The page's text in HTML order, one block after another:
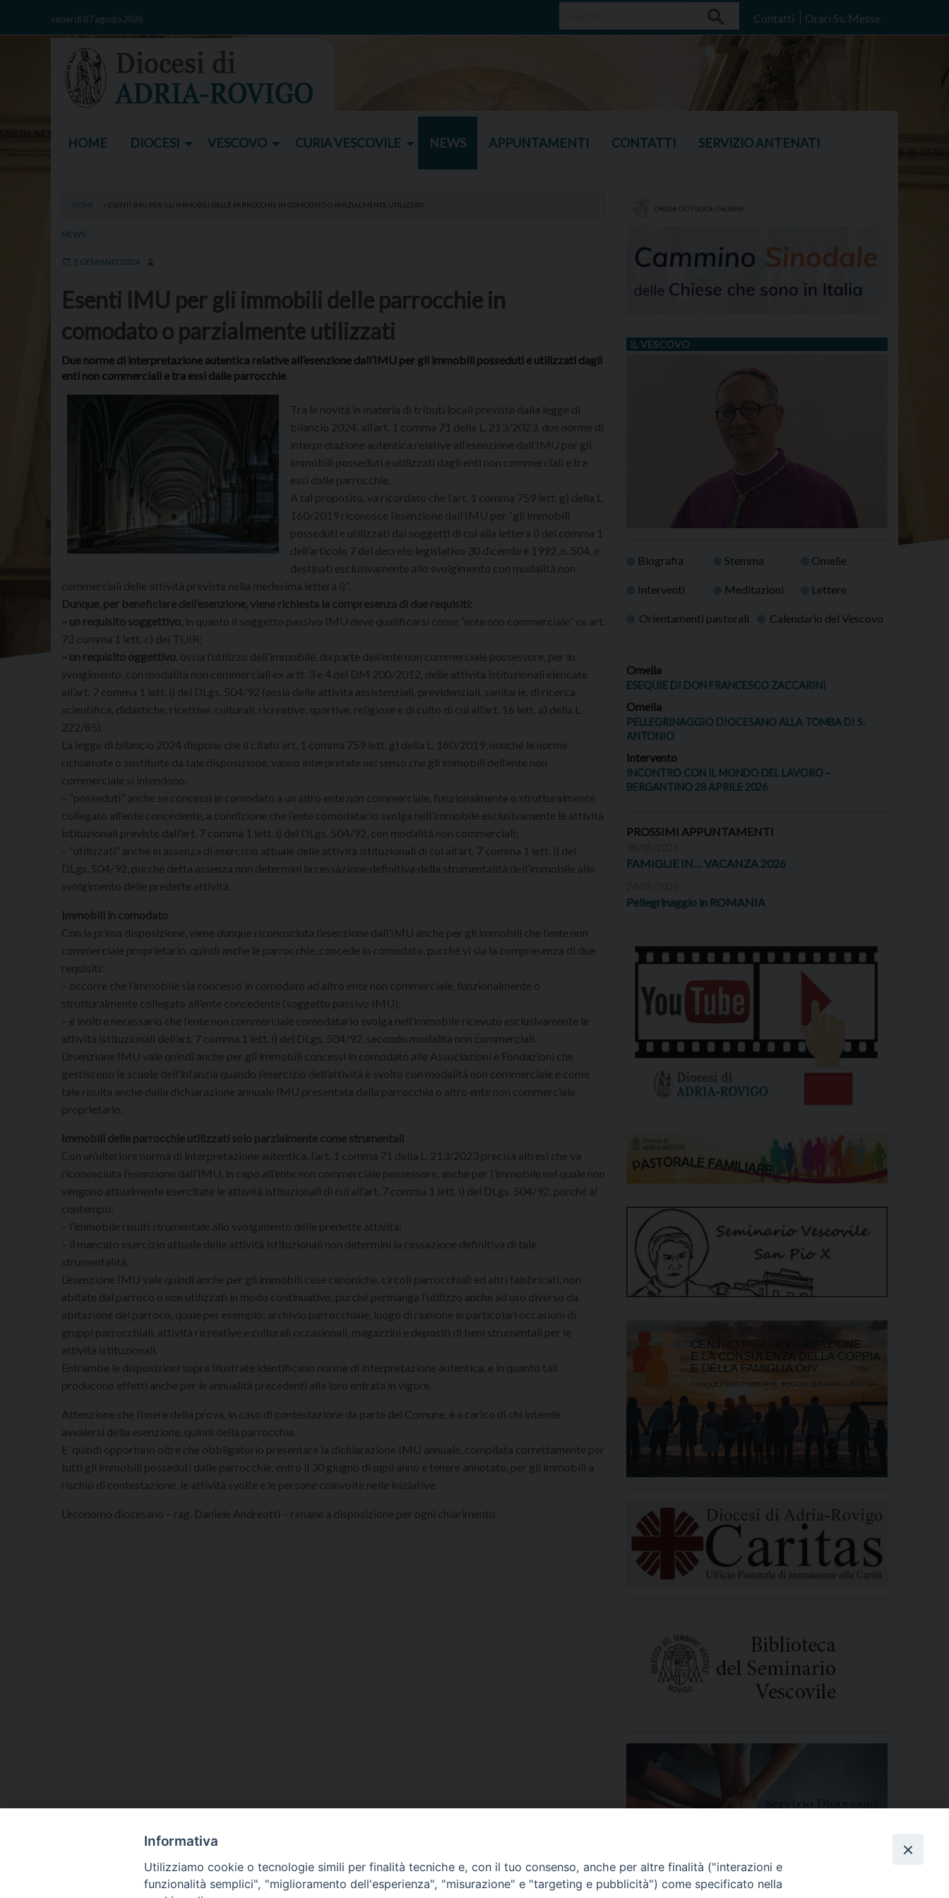
venerdì 07 agosto 2026 Contatti Orari Ss. Messe
HOME DIOCESI VESCOVO CURIA VESCOVILE NEWS APPUNTAMENTI CONTATTI SERVIZIO ANTENATI
HOME » ESENTI IMU PER GLI IMMOBILI DELLE PARROCCHIE IN COMODATO O PARZIALMENTE UTILIZZATI
NEWS
5 GENNAIO 2024
Esenti IMU per gli immobili delle parrocchie in
comodato o parzialmente utilizzati
Due norme di interpretazione autentica relative all’esenzione dall’IMU per gli immobili posseduti e utilizzati dagli
enti non commerciali e tra essi dalle parrocchie
Tra le novità in materia di tributi locali previste dalla legge di
bilancio 2024, all’art. 1 comma 71 della L. 213/2023, due norme di
interpretazione autentica relative all’esenzione dall’IMU per gli
immobili posseduti e utilizzati dagli enti non commerciali e tra
essi dalle parrocchie.
A tal proposito, va ricordato che l’art. 1 comma 759 lett. g) della L.
160/2019 riconosce l’esenzione dall’IMU per “gli immobili
posseduti e utilizzati dai soggetti di cui alla lettera i) del comma 1
dell’articolo 7 del decreto legislativo 30 dicembre 1992, n. 504, e
destinati esclusivamente allo svolgimento con modalità non
commerciali delle attività previste nella medesima lettera i)”.
Dunque, per beneficiare dell’esenzione, viene richiesta la compresenza di due requisiti:
– un requisito soggettivo, in quanto il soggetto passivo IMU deve qualificarsi come “ente non commerciale” ex art.
73 comma 1 lett. c) del TUIR;
– un requisito oggettivo , ossia l’utilizzo dell’immobile, da parte dell’ente non commerciale possessore, per lo
svolgimento, con modalità non commerciali ex artt. 3 e 4 del DM 200/2012, delle attività istituzionali elencate
all’art. 7 comma 1 lett. i) del DLgs. 504/92 (ossia delle attività assistenziali, previdenziali, sanitarie, di ricerca
scientifica, didattiche, ricettive, culturali, ricreative, sportive, religiose e di culto di cui all’art. 16 lett. a) della L.
222/85).
La legge di bilancio 2024 dispone che il citato art. 1 comma 759 lett. g) della L. 160/2019, nonché le norme
richiamate o sostituite da tale disposizione, vanno interpretate nel senso che gli immobili dell’ente non
commerciale si intendono:
– “posseduti” anche se concessi in comodato a un altro ente non commerciale, funzionalmente o strutturalmente
collegato all’ente concedente, a condizione che l’ente comodatario svolga nell’immobile esclusivamente le attività
istituzionali previste dall’art. 7 comma 1 lett. i) del DLgs. 504/92, con modalità non commerciali;
– “utilizzati” anche in assenza di esercizio attuale delle attività istituzionali di cui all’art. 7 comma 1 lett. i) del
DLgs. 504/92, purché detta assenza non determini la cessazione definitiva della strumentalità dell’immobile allo
svolgimento delle predette attività.
Immobili in comodato
Con la prima disposizione, viene dunque riconosciuta l’esenzione dall’IMU anche per gli immobili che l’ente non
commerciale proprietario, quindi anche le parrocchie, concede in comodato, purché vi sia la compresenza di due
requisiti:
– occorre che l’immobile sia concesso in comodato ad altro ente non commerciale, funzionalmente o
strutturalmente collegato all’ente concedente (soggetto passivo IMU);
– è inoltre necessario che l’ente non commerciale comodatario svolga nell’immobile ricevuto esclusivamente le
attività istituzionali dell’art. 7 comma 1 lett. i) del DLgs. 504/92, secondo modalità non commerciali.
L’esenzione IMU vale quindi anche per gli immobili concessi in comodato alle Associazioni e Fondazioni che
gestiscono le scuole dell’infanzia quando l’esercizio dell’attività è svolto con modalità non commerciale e come
tale risulta anche dalla dichiarazione annuale IMU presentata dalla parrocchia o altro ente non commerciale
proprietario.
Immobili delle parrocchie utilizzati solo parzialmente come strumentali
Con un’ulteriore norma di interpretazione autentica, l’art. 1 comma 71 della L. 213/2023 precisa altresì che va
riconosciuta l’esenzione dall’IMU, in capo all’ente non commerciale possessore, anche per l’immobile nel quale non
vengono attualmente esercitate le attività istituzionali di cui all’art. 7 comma 1 lett. i) del DLgs. 504/92, purché al
contempo:
– l’immobile risulti strumentale allo svolgimento delle predette attività;
– il mancato esercizio attuale delle attività istituzionali non determini la cessazione definitiva di tale
strumentalità.
L’esenzione IMU vale quindi anche per gli immobili case canoniche, circoli parrocchiali ed altri fabbricati, non
abitate dal parroco o non utilizzati in modo continuativo, purché permanga l’utilizzo anche ad uso diverso da
abitazione del parroco, quale per esempio: archivio parrocchiale, luogo di riunione in particolari occasioni di
gruppi parrocchiali, attività ricreative e culturali occasionali, magazzini e depositi di beni strumentali per le
attività istituzionali.
Entrambe le disposizioni sopra illustrate identificano norme di interpretazione autentica, e in quanto tali
producono effetti anche per le annualità precedenti alla loro entrata in vigore.
Attenzione che l’onere della prova, in caso di contestazione da parte del Comune, è a carico di chi intende
avvalersi della esenzione, quindi della parrocchia.
E’ quindi opportuno oltre che obbligatorio presentare la dichiarazione IMU annuale, compilata correttamente per
tutti gli immobili posseduti dalle parrocchie, entro il 30 giugno di ogni anno e tenere annotato, per gli immobili a
rischio di contestazione, le attività svolte e le persone coinvolte nelle iniziative.
L’economo diocesano – rag. Daniele Andreotti – rimane a disposizione per ogni chiarimento
IL VESCOVO
Biografia Stemma Omelie
Interventi Meditazioni Lettere
Orientamenti pastorali Calendario del Vescovo
Omelia
ESEQUIE DI DON FRANCESCO ZACCARINI
Omelia
PELLEGRINAGGIO DIOCESANO ALLA TOMBA DI S.
ANTONIO
Intervento
INCONTRO CON IL MONDO DEL LAVORO –
BERGANTINO 28 APRILE 2026
PROSSIMI APPUNTAMENTI
FAMIGLIE IN… VACANZA 2026
Pellegrinaggio in ROMANIA
Informativa
Utilizziamo cookie o tecnologie simili per finalità tecniche e, con il tuo consenso, anche per altre finalità ("interazioni e
funzionalità semplici", "miglioramento dell'esperienza", "misurazione" e "targeting e pubblicità") come specificato nella